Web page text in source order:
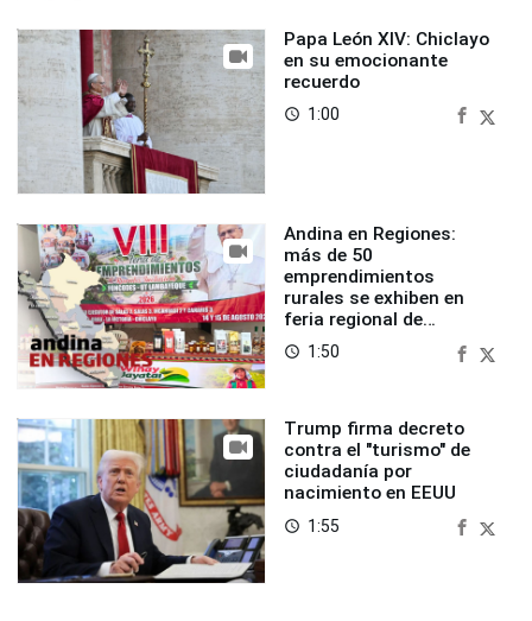
Papa León XIV: Chiclayo
en su emocionante
recuerdo
access_time 1:00
Andina en Regiones:
más de 50
emprendimientos
rurales se exhiben en
feria regional de
Foncodes
access_time 1:50
Trump firma decreto
contra el "turismo" de
ciudadanía por
nacimiento en EEUU
access_time 1:55